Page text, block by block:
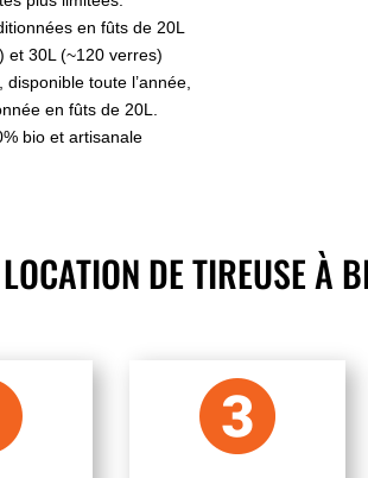
en fûts de 20L
et 30L (~120 verres)
toute l’année,
en fûts de 20L.
bio et artisanale
DE TIREUSE À